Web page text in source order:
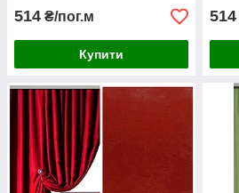
514 ₴/пог.м
Купити
514